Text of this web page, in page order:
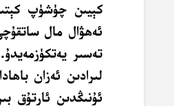
كېيىن چۈشۈپ
ئەھۋال مال
ئۇنىڭدىن ئارتۇق